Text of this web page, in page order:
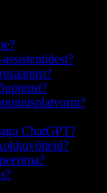
ChatGPT?